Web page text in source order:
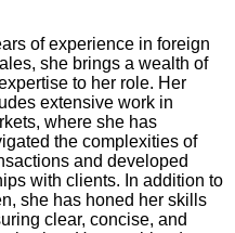
of experience in foreign
she brings a wealth of
to her role. Her
extensive work in
where she has
the complexities of
and developed
with clients. In addition to
she has honed her skills
clear, concise, and